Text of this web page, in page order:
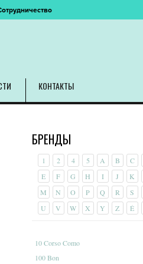
КОНТАКТЫ
БРЕНДЫ
1 2 4 5 A B C
E
F G H I J K
M
N O P Q R S
U
V W X Y Z É
10 Corso Como
100 Bon